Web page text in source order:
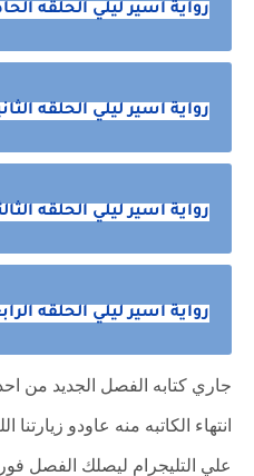
رواية اسير ليلي الحلقه
رواية اسير ليلي الحلقه
رواية اسير ليلي الحلقه
رواية اسير ليلي الحلقه
جاري كتابه الفصل الجديد من
انتهاء الكاتبه منه عاودو زيارتنا
علي التليجرام ليصلك الفصل فور